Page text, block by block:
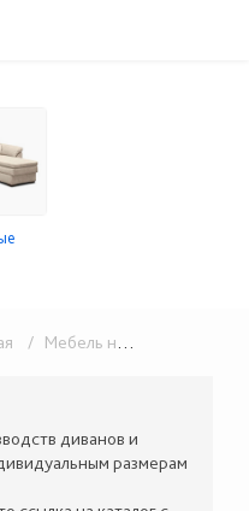
/ Мебель на заказ
диванов и
размерам